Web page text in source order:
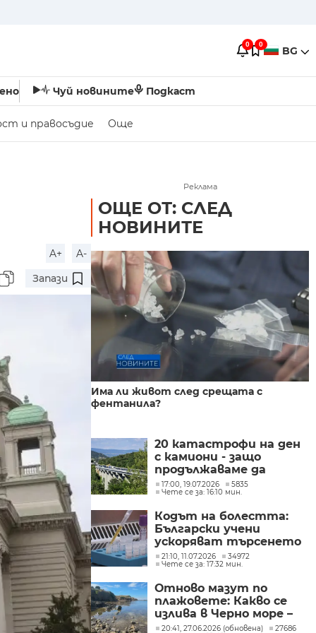
0 0 BG
Чуй новините Подкаст
и правосъдие Още
A+
A-
Запази
Реклама
ОЩЕ ОТ: СЛЕД
НОВИНИТЕ
Има ли живот след срещата с
фентанила?
20 катастрофи на ден
с камиони - защо
продължаваме да
товарим
магистралите вместо
железниците?
17:00, 19.07.2026
5835
Чете се за: 16:10 мин.
Кодът на болестта:
Български учени
ускоряват търсенето
на лечение за
наследствени
невродегенеративни
заболявания
21:10, 11.07.2026
34972
Чете се за: 17:32 мин.
Отново мазут по
плажовете: Какво се
излива в Черно море –
анализ на пробите
20:41, 27.06.2026 (обновена)
27686